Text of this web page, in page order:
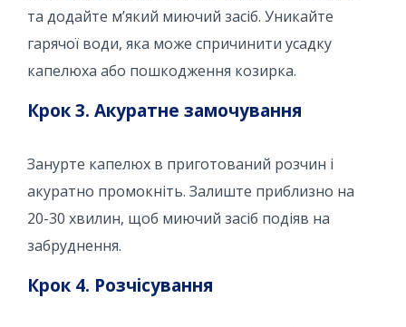
та додайте м’який миючий засіб. Уникайте
гарячої води, яка може спричинити усадку
капелюха або пошкодження козирка.
Крок 3. Акуратне замочування
Занурте капелюх в приготований розчин і
акуратно промокніть. Залиште приблизно на
20-30 хвилин, щоб миючий засіб подіяв на
забруднення.
Крок 4. Розчісування